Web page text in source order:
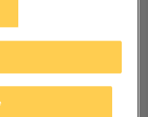
od nas powiadomienie.